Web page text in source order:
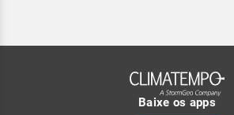
Baixe os apps